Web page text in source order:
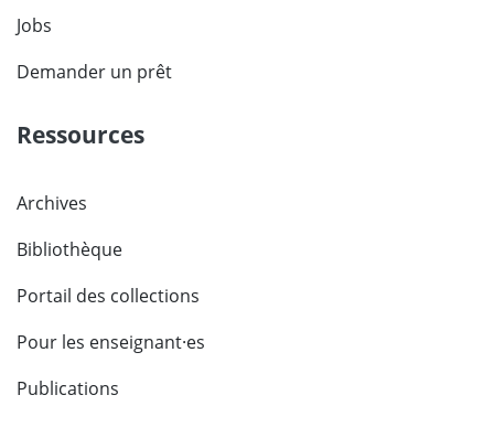
Jobs
Demander un prêt
Ressources
Archives
Bibliothèque
Portail des collections
Pour les enseignant·es
Publications